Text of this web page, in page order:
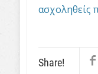
ασχοληθείς
Share!